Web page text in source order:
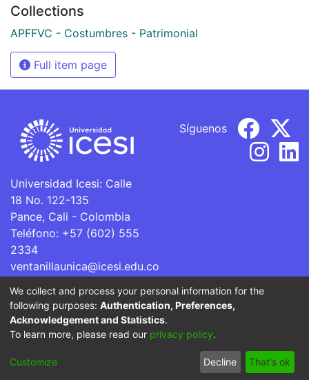
Collections
APFFVC - Costumbres - Patrimonial
Full item page
Universidad Icesi: Calle
18 No. 122-135
Pance, Cali - Colombia
Teléfono: +57 (602) 555
2334
ventanillaunica@icesi.edu.co
Síguenos
La Universidad Icesi es una Institución de Educación
Superior que se encuentra sujeta a inspección y vigilancia
por parte del Ministerio de Educación Nacional.
Cookie
End User
Agreement
Send
Feedback
We collect and process your personal information for the
following purposes: Authentication, Preferences,
Acknowledgement and Statistics.
To learn more, please read our privacy policy.
Customize Decline That's ok